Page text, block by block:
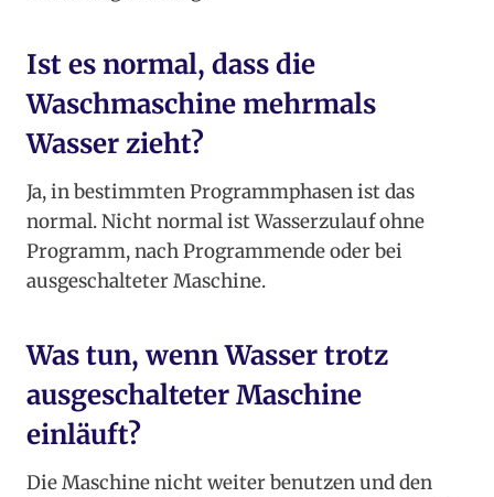
Ist es normal, dass die
Waschmaschine mehrmals
Wasser zieht?
Ja, in bestimmten Programmphasen ist das
normal. Nicht normal ist Wasserzulauf ohne
Programm, nach Programmende oder bei
ausgeschalteter Maschine.
Was tun, wenn Wasser trotz
ausgeschalteter Maschine
einläuft?
Die Maschine nicht weiter benutzen und den